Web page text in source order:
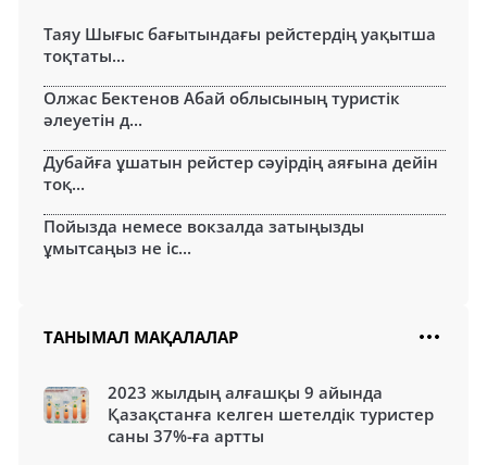
Таяу Шығыс бағытындағы рейстердің уақытша
тоқтаты...
Олжас Бектенов Абай облысының туристік
әлеуетін д...
Дубайға ұшатын рейстер сәуірдің аяғына дейін
тоқ...
Пойызда немесе вокзалда затыңызды
ұмытсаңыз не іс...
ТАНЫМАЛ МАҚАЛАЛАР
2023 жылдың алғашқы 9 айында
Қазақстанға келген шетелдік туристер
саны 37%-ға артты